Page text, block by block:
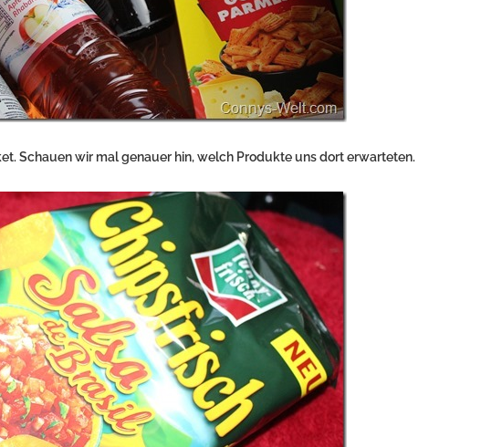
Schauen wir mal genauer hin, welch Produkte uns dort erwarteten.